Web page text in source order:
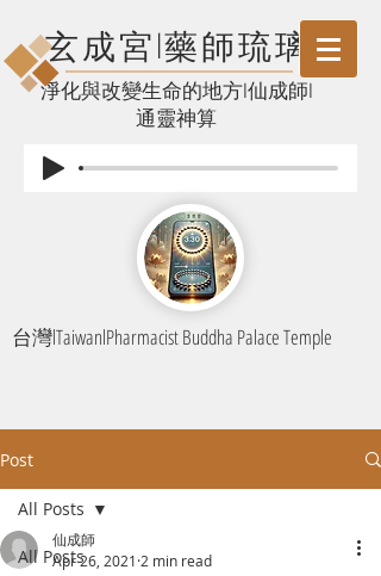
玄成宮l藥師琉璃
​淨化與改變生命的地方l仙成師l
通靈神算
台灣lTaiwanlPharmacist Buddha Palace Temple
Post
All Posts
All Posts
仙成師
Apr 26, 2021 2 min read